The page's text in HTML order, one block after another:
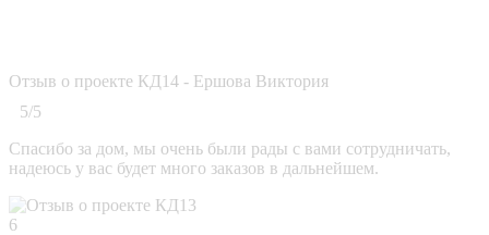
Отзыв о проекте КД14 - Ершова Виктория
5/5
Спасибо за дом, мы очень были рады с вами сотрудничать,
надеюсь у вас будет много заказов в дальнейшем.
6